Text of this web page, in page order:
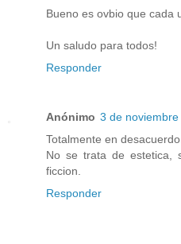
Bueno es ovbio que cada
Un saludo para todos!
Responder
Anónimo 3 de
Totalmente en desacuerdo.
No se trata de estetica,
ficcion.
Responder